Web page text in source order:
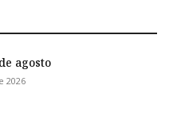
agosto
2026